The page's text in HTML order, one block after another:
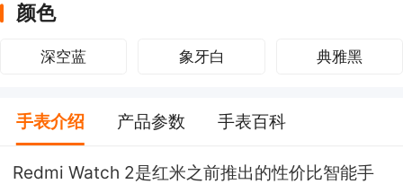
颜色
深空蓝 象牙白 典雅黑
手表介绍 产品参数 手表百科
Redmi Watch 2是红米之前推出的性价比智能手